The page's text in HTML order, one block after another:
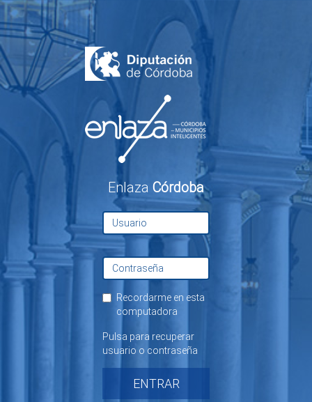
Enlaza Córdoba
Recordarme en esta
computadora
Pulsa para recuperar
usuario o contraseña
ENTRAR